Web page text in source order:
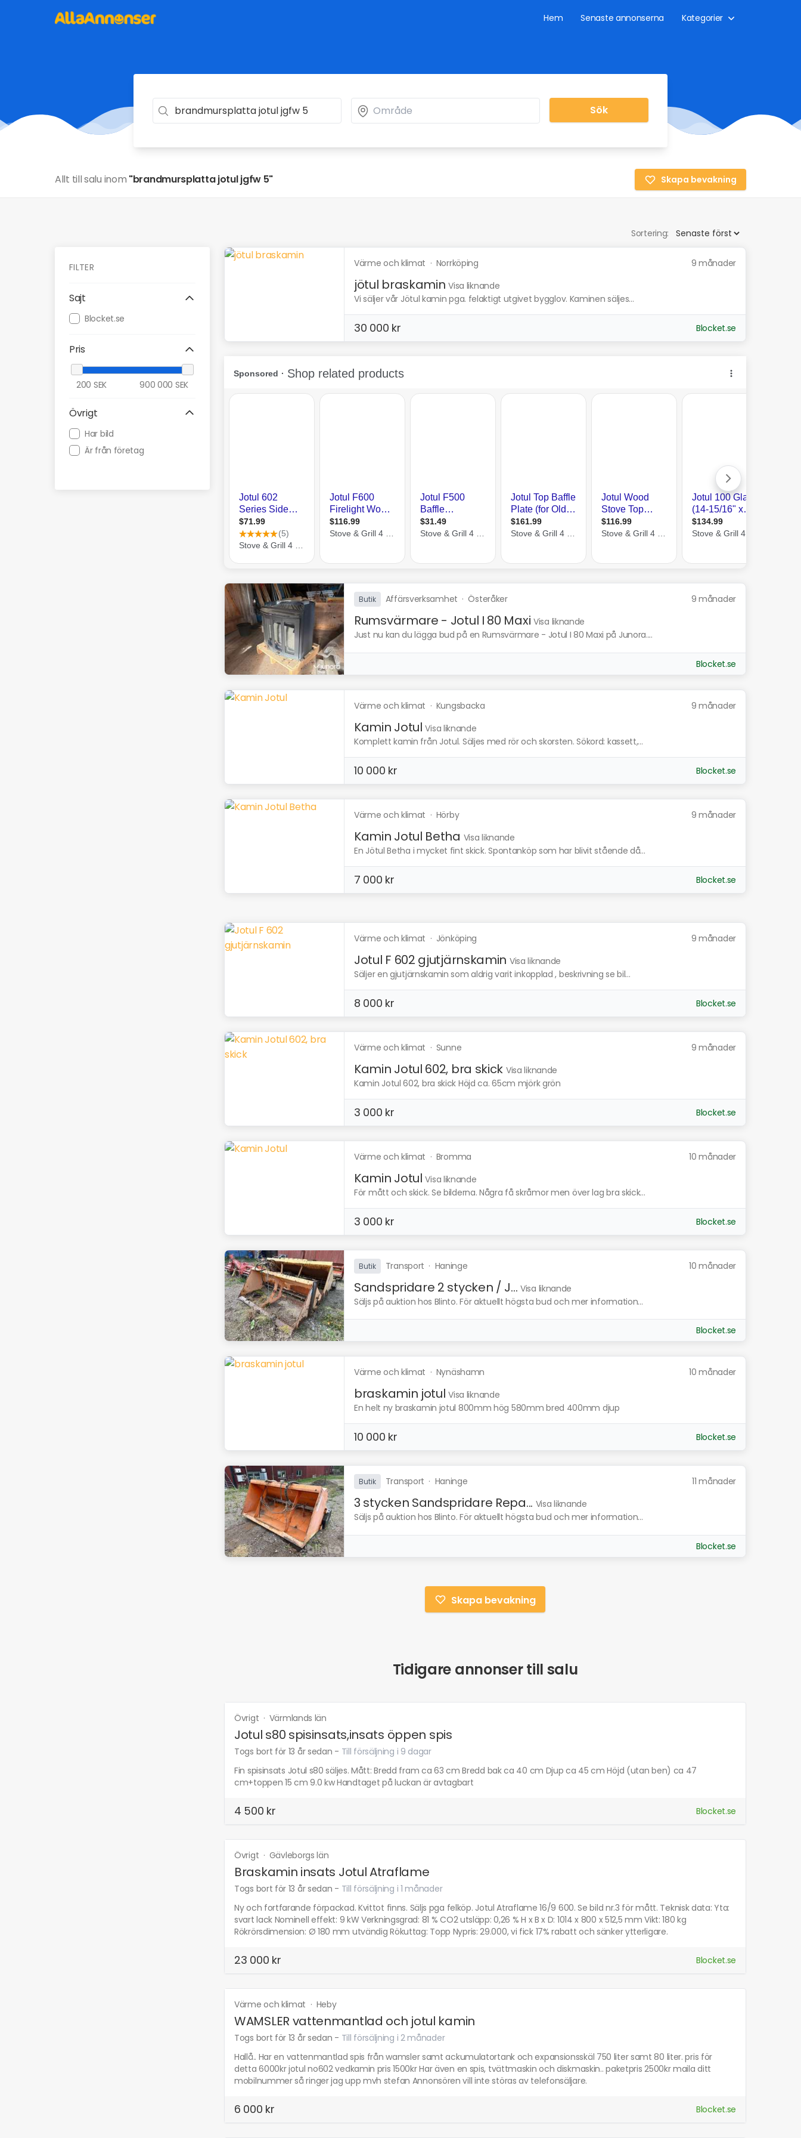
Hem Senaste annonserna Kategorier
Sök
Allt till salu inom "brandmursplatta jotul jgfw 5" Skapa bevakning
Sortering:
FILTER
Sajt
Blocket.se
Pris
200 SEK 900 000 SEK
Övrigt
Har bild
Är från företag
Värme och klimat · Norrköping 9 månader
jötul braskamin Visa liknande
Vi säljer vår Jötul kamin pga. felaktigt utgivet bygglov. Kaminen säljes...
30 000 kr Blocket.se
Butik Affärsverksamhet ·Österåker 9 månader
Rumsvärmare - Jotul I 80 Maxi Visa liknande
Just nu kan du lägga bud på en Rumsvärmare - Jotul I 80 Maxi på Junora....
Blocket.se
Värme och klimat · Kungsbacka 9 månader
Kamin Jotul Visa liknande
Komplett kamin från Jotul. Säljes med rör och skorsten. Sökord: kassett,...
10 000 kr Blocket.se
Värme och klimat · Hörby 9 månader
Kamin Jotul Betha Visa liknande
En Jötul Betha i mycket fint skick. Spontanköp som har blivit stående då...
7 000 kr Blocket.se
Värme och klimat · Jönköping 9 månader
Jotul F 602 gjutjärnskamin Visa liknande
Säljer en gjutjärnskamin som aldrig varit inkopplad , beskrivning se bil...
8 000 kr Blocket.se
Värme och klimat · Sunne 9 månader
Kamin Jotul 602, bra skick Visa liknande
Kamin Jotul 602, bra skick Höjd ca. 65cm mjörk grön
3 000 kr Blocket.se
Värme och klimat · Bromma 10 månader
Kamin Jotul Visa liknande
För mått och skick. Se bilderna. Några få skråmor men över lag bra skick...
3 000 kr Blocket.se
Butik Transport · Haninge 10 månader
Sandspridare 2 stycken / J... Visa liknande
Säljs på auktion hos Blinto. För aktuellt högsta bud och mer information...
Blocket.se
Värme och klimat · Nynäshamn 10 månader
braskamin jotul Visa liknande
En helt ny braskamin jotul 800mm hög 580mm bred 400mm djup
10 000 kr Blocket.se
Butik Transport · Haninge 11 månader
3 stycken Sandspridare Repa... Visa liknande
Säljs på auktion hos Blinto. För aktuellt högsta bud och mer information...
Blocket.se
Skapa bevakning
Tidigare annonser till salu
Övrigt · Värmlands län
Jotul s80 spisinsats,insats öppen spis
Togs bort för 13 år sedan - Till försäljning i 9 dagar
Fin spisinsats Jotul s80 säljes. Mått: Bredd fram ca 63 cm Bredd bak ca 40 cm Djup ca 45 cm Höjd (utan ben) ca 47
cm+toppen 15 cm 9.0 kw Handtaget på luckan är avtagbart
4 500 kr Blocket.se
Övrigt · Gävleborgs län
Braskamin insats Jotul Atraflame
Togs bort för 13 år sedan - Till försäljning i 1 månader
Ny och fortfarande förpackad. Kvittot finns. Säljs pga felköp. Jotul Atraflame 16/9 600. Se bild nr.3 för mått. Teknisk data: Yta:
svart lack Nominell effekt: 9 kW Verkningsgrad: 81 % CO2 utsläpp: 0,26 % H x B x D: 1014 x 800 x 512,5 mm Vikt: 180 kg
Rökrörsdimension: Ø 180 mm utvändig Rökuttag: Topp Nypris: 29.000, vi fick 17% rabatt och sänker ytterligare.
23 000 kr Blocket.se
Värme och klimat · Heby
WAMSLER vattenmantlad och jotul kamin
Togs bort för 13 år sedan - Till försäljning i 2 månader
Hallå.. Har en vattenmantlad spis från wamsler samt ackumulatortank och expansionsskäl 750 liter samt 80 liter. pris för
detta 6000kr jotul no602 vedkamin pris 1500kr Har även en spis, tvättmaskin och diskmaskin.. paketpris 2500kr maila ditt
mobilnummer så ringer jag upp mvh stefan Annonsören vill inte störas av telefonsäljare.
6 000 kr Blocket.se